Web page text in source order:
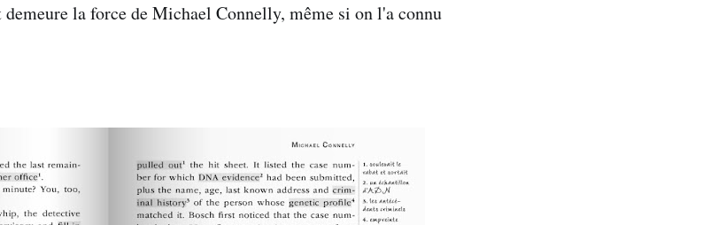
la force de Michael Connelly, même si on l'a connu